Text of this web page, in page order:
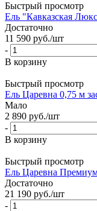
Быстрый просмотр
Ель "Кавказская
Достаточно
11 590 руб./шт
-
В корзину
Быстрый просмотр
Ель Царевна 0,75 м
Мало
2 890 руб./шт
-
В корзину
Быстрый просмотр
Ель Царевна
Достаточно
21 190 руб./шт
-